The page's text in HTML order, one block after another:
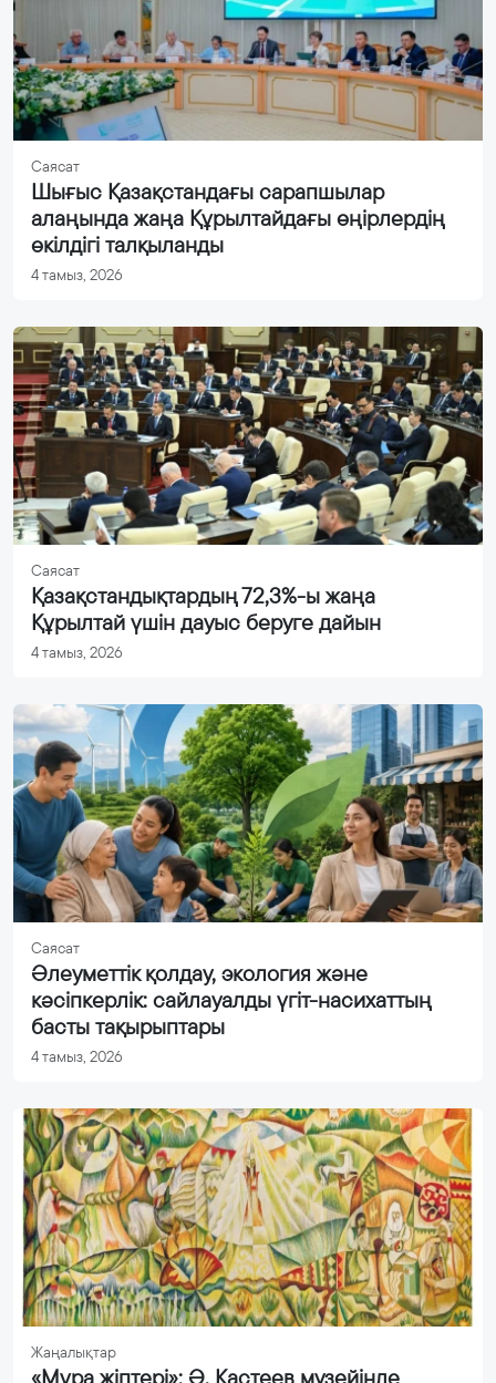
Саясат
Шығыс Қазақстандағы сарапшылар
алаңында жаңа Құрылтайдағы өңірлердің
өкілдігі талқыланды
4 тамыз, 2026
Саясат
Қазақстандықтардың 72,3%-ы жаңа
Құрылтай үшін дауыс беруге дайын
4 тамыз, 2026
Саясат
Әлеуметтік қолдау, экология және
кәсіпкерлік: сайлауалды үгіт-насихаттың
басты тақырыптары
4 тамыз, 2026
Жаңалықтар